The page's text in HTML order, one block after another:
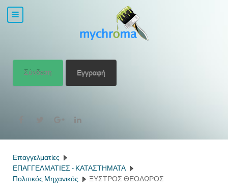
Σύνδεση Εγγραφή
Επαγγελματίες
ΕΠΑΓΓΕΛΜΑΤΙΕΣ - ΚΑΤΑΣΤΗΜΑΤΑ
Πολιτικός Μηχανικός
ΞΥΣΤΡΟΣ ΘΕΟΔΩΡΟΣ